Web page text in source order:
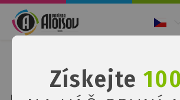
Barevný kopírovací papír modrý A3/80g/500 listů
Získejte